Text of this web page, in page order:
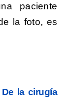
paciente
la foto, es
De la cirugía